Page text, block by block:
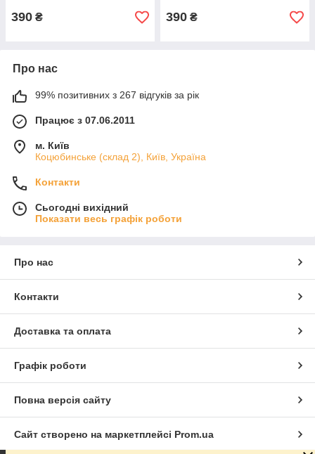
390 ₴ 390 ₴
Про нас
99% позитивних з 267 відгуків за рік
Працює з 07.06.2011
м. Київ
Коцюбинське (склад 2), Київ, Україна
Контакти
Сьогодні вихідний
Показати весь графік роботи
Про нас
Контакти
Доставка та оплата
Графік роботи
Повна версія сайту
Сайт створено на маркетплейсі Prom.ua